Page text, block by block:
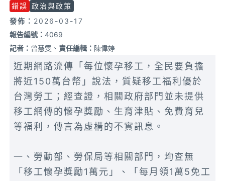
錯誤 政治與政策
發佈： 2026-03-17
報告編號：4069
記者： 曾慧雯、責任編輯： 陳偉婷
近期網路流傳「每位懷孕移工，全民要負擔
將近150萬台幣」說法，質疑移工福利優於
台灣勞工；經查證，相關政府部門並未提供
移工網傳的懷孕獎勵、生育津貼、免費育兒
等福利，傳言為虛構的不實訊息。
一、勞動部、勞保局等相關部門，均查無
「移工懷孕獎勵1萬元」、「每月領1萬5免工